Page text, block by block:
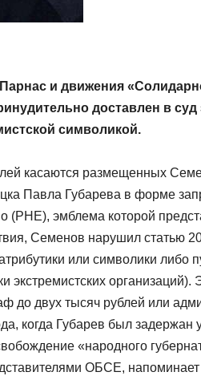
и движения
доставлен в суд
символикой.
касаются размещенных
Павла Губарева в форме
(РНЕ), эмблема которой
Семенов нарушил статью
или символики либо
организаций).
до двух тысяч рублей или
когда Губарев был задержан
«народного
ОБСЕ,